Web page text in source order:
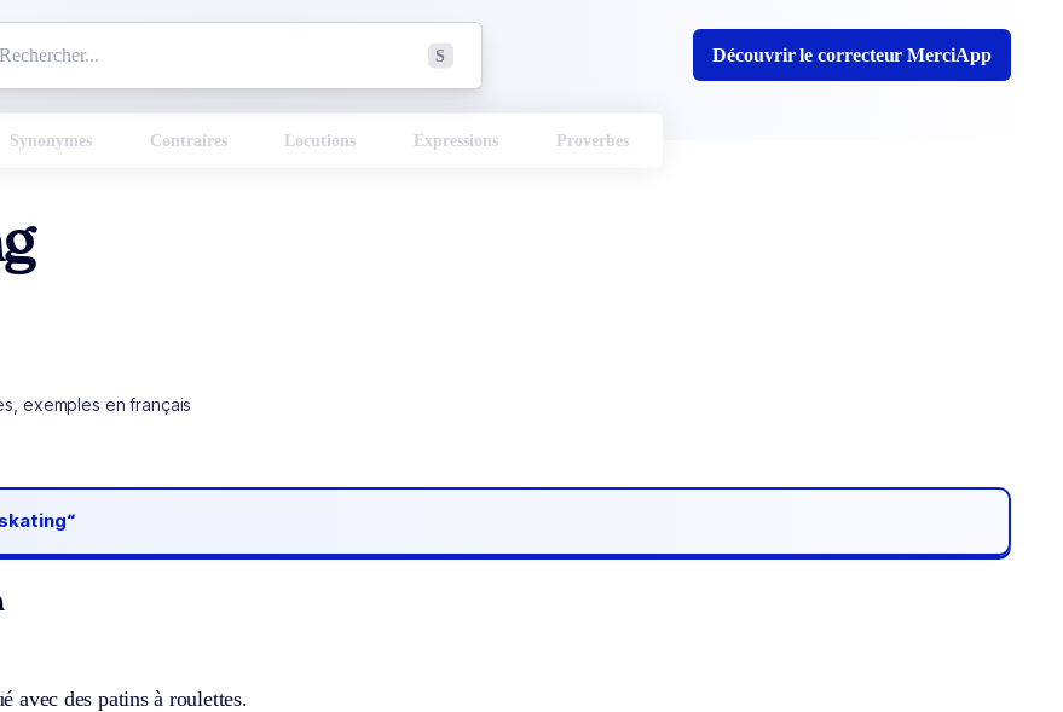
S Découvrir le correcteur MerciApp
Synonymes Contraires Locutions Expressions Proverbes
exemples en français
avec des patins à roulettes.